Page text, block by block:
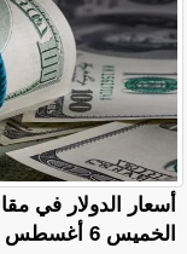
أسعار الدولار في
الخميس 6 أغسطس 2026